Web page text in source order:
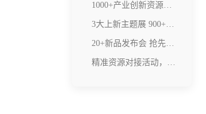
1000+产业创新资源集结 实现精准连接
3大上新主题展 900+新品上新
20+新品发布会 抢先找到明日爆款
精准资源对接活动，打开生意新增量